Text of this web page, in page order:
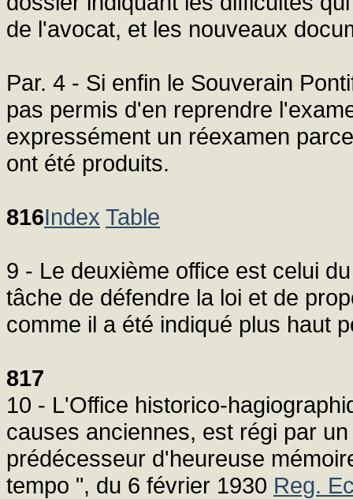
de l'avocat, et les nouveaux
Par. 4 - Si enfin le Souverain
pas permis d'en reprendre
expressément un réexamen
ont été produits.
816Index Table
9 - Le deuxième office est celui
tâche de défendre la loi et de
comme il a été indiqué plus haut
817
10 - L'Office historico-
causes anciennes, est régi par
prédécesseur d'heureuse
tempo ", du 6 février 1930 Reg.